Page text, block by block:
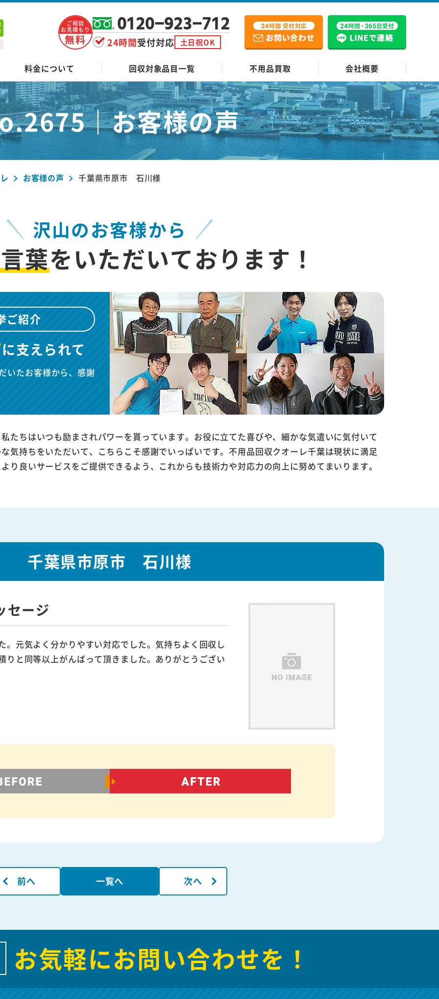
ご相談
お見積もり
無料
0120-923-712
24時間受付対応 土日祝OK
料金について 回収対象品目一覧 不用品買取 会社概要
｜お客様の声
お客様の声 千葉県市原市 石川様
沢山のお客様から
葉をいただいております！
ご紹介
に支えられて
いたお客様から、感謝
たちはいつも励まされパワーを貰っています。お役に立てた喜びや、細かな気遣いに気付いて
気持ちをいただいて、こちらこそ感謝でいっぱいです。不用品回収クオーレ千葉は現状に満足
り良いサービスをご提供できるよう、これからも技術力や対応力の向上に努めてまいります。
千葉県市原市 石川様
セージ
。元気よく分かりやすい対応でした。気持ちよく回収し
りと同等以上がんばって頂きました。ありがとうござい
前へ 一覧へ 次へ
お気軽にお問い合わせを！